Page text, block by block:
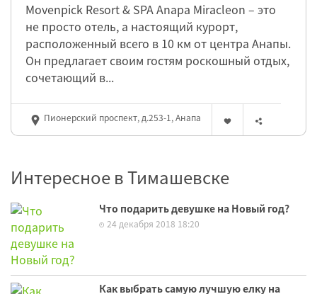
Movenpick Resort & SPA Anapa Miracleon – это
не просто отель, а настоящий курорт,
расположенный всего в 10 км от центра Анапы.
Он предлагает своим гостям роскошный отдых,
сочетающий в...
Пионерский проспект, д.253-1, Анапа
Интересное в Тимашевске
Что подарить девушке на Новый год?
24 декабря 2018 18:20
Как выбрать самую лучшую елку на